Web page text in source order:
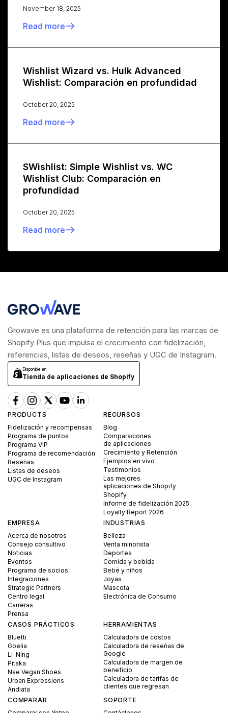
November 18, 2025
Read more
Wishlist Wizard vs. Hulk Advanced
Wishlist: Comparación en profundidad
October 20, 2025
Read more
SWishlist: Simple Wishlist vs. WC
Wishlist Club: Comparación en
profundidad
October 20, 2025
Read more
Growave es una plataforma de retención para las marcas de
Shopify Plus que impulsa el crecimiento con fidelización,
referencias, listas de deseos, reseñas y UGC de Instagram.
Disponible en
Tienda de aplicaciones de Shopify
PRODUCTS
Fidelización y recompensas
Programa de puntos
Programa VIP
Programa de recomendación
Reseñas
Listas de deseos
UGC de Instagram
RECURSOS
Blog
Comparaciones
de aplicaciones
Crecimiento y Retención
Ejemplos en vivo
Testimonios
Las mejores
aplicaciones de Shopify
Shopify
Informe de fidelización 2025
Loyalty Report 2026
EMPRESA
Acerca de nosotros
Consejo consultivo
Noticias
Eventos
Programa de socios
Integraciones
Strategic Partners
Centro legal
Carreras
Prensa
INDUSTRIAS
Belleza
Venta minorista
Deportes
Comida y bebida
Bebé y niños
Joyas
Mascota
Electrónica de Consumo
CASOS PRÁCTICOS
Bluetti
Goelia
Li-Ning
Pitaka
Nae Vegan Shoes
Urban Expressions
Andiata
HERRAMIENTAS
Calculadora de costos
Calculadora de reseñas de
Google
Calculadora de margen de
beneficio
Calculadora de tarifas de
clientes que regresan
COMPARAR
SOPORTE